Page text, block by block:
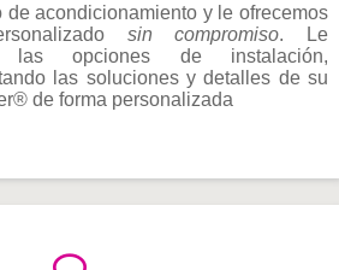
de acondicionamiento y le ofrecemos
sin compromiso. Le
las opciones de instalación,
las soluciones y detalles de su
de forma personalizada